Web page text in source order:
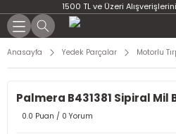
1500 TL ve Üzeri
Anasayfa Yedek Parçalar Motorlu
Palmera B431381 Sipiral Mil
0.0 Puan / 0 Yorum